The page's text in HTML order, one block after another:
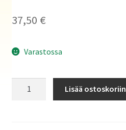
37,50 €
Varastossa
Lisää ostoskoriin